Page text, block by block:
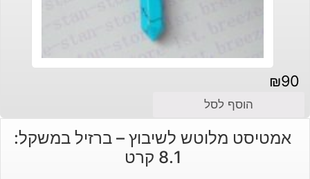
₪90
הוסף לסל
אמטיסט מלוטש לשיבוץ – ברזיל במשקל:
8.1 קרט